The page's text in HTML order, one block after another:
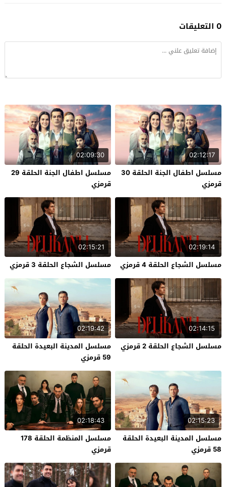
0 التعليقات
02:12:17
مسلسل اطفال الجنة الحلقة 30
قرمزي
02:09:30
مسلسل اطفال الجنة الحلقة 29
قرمزي
02:19:14
مسلسل الشجاع الحلقة 4 قرمزي
02:15:21
مسلسل الشجاع الحلقة 3 قرمزي
02:14:15
مسلسل الشجاع الحلقة 2 قرمزي
02:19:42
مسلسل المدينة البعيدة الحلقة
59 قرمزي
02:15:23
مسلسل المدينة البعيدة الحلقة
58 قرمزي
02:18:43
مسلسل المنظمة الحلقة 178
قرمزي